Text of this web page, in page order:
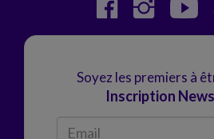
Soyez les premiers à
Inscription